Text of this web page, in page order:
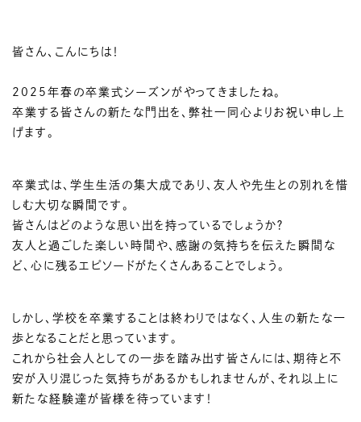
皆さん、こんにちは！
2025年春の卒業式シーズンがやってきましたね。
卒業する皆さんの新たな門出を、弊社一同心よりお祝い申し上
げます。
卒業式は、学生生活の集大成であり、友人や先生との別れを惜
しむ大切な瞬間です。
皆さんはどのような思い出を持っているでしょうか？
友人と過ごした楽しい時間や、感謝の気持ちを伝えた瞬間な
ど、心に残るエピソードがたくさんあることでしょう。
しかし、学校を卒業することは終わりではなく、人生の新たな一
歩となることだと思っています。
これから社会人としての一歩を踏み出す皆さんには、期待と不
安が入り混じった気持ちがあるかもしれませんが、それ以上に
新たな経験達が皆様を待っています！